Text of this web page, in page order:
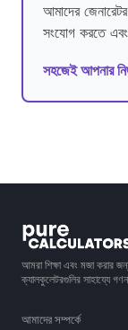
আমাদের
সংযোগ করতে
সহজেই আপনার
আমরা শিক্ষা এবং মজা করার
ক্যালকুলেটরগুলির সাহায্যে
আমাদের সম্পর্কে